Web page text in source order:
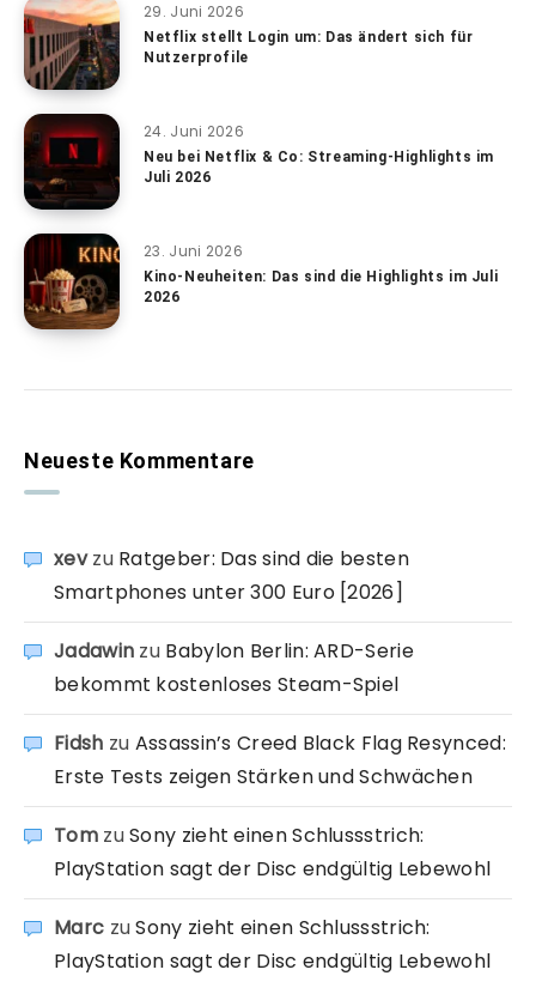
29. Juni 2026
Netflix stellt Login um: Das ändert sich für
Nutzerprofile
24. Juni 2026
Neu bei Netflix & Co: Streaming-Highlights im
Juli 2026
23. Juni 2026
Kino-Neuheiten: Das sind die Highlights im Juli
2026
Neueste Kommentare
xevzu Ratgeber: Das sind die besten
Smartphones unter 300 Euro [2026]
Jadawin zu Babylon Berlin: ARD-Serie
bekommt kostenloses Steam-Spiel
Fidsh zu Assassin’s Creed Black Flag Resynced:
Erste Tests zeigen Stärken und Schwächen
TomzuSony zieht einen Schlussstrich:
PlayStation sagt der Disc endgültig Lebewohl
Marc zuSony zieht einen Schlussstrich:
PlayStation sagt der Disc endgültig Lebewohl